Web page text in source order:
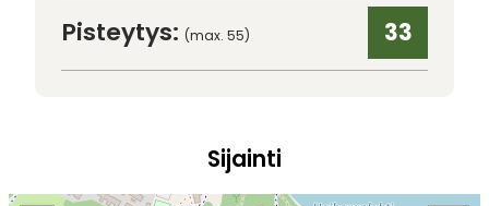
Pisteytys: (max. 55) 33
Sijainti